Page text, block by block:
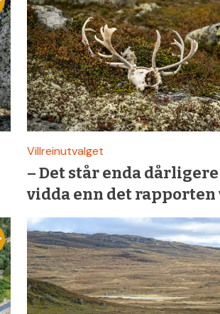
Villreinutvalget
– Det står enda
vidda enn det rapporten